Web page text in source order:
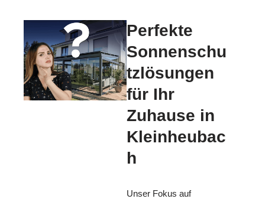
Perfekte
Sonnenschu
tzlösungen
für Ihr
Zuhause in
Kleinheubac
h
Unser Fokus auf